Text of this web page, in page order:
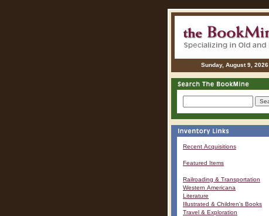
Sunday, August 9, 2026
Recent Acquisitions
Featured Items
Railroading & Transportation
Western Americana
Literature
Illustrated & Children's Books
Travel & Exploration